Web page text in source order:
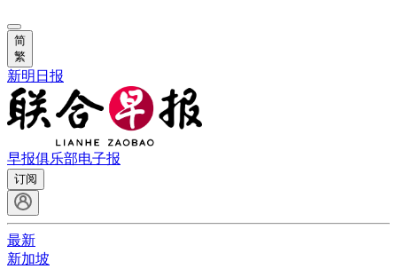
简
繁
新明日报
早报俱乐部电子报
订阅
最新
新加坡